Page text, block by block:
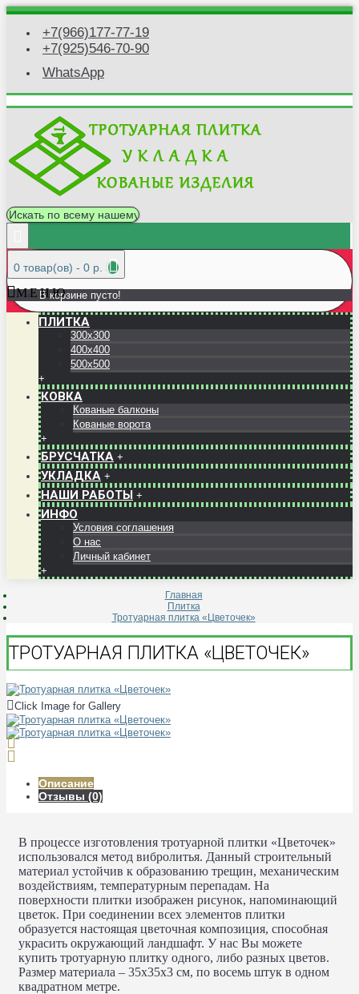
+7(966)177-77-19
+7(925)546-70-90
WhatsApp
0 товар(ов) - 0 р.
В корзине пусто!
М Е Н Ю
ПЛИТКА
300x300
400x400
500x500
+
КОВКА
Кованые балконы
Кованые ворота
+
БРУСЧАТКА +
УКЛАДКА +
НАШИ РАБОТЫ +
ИНФО
Условия соглашения
О нас
Личный кабинет
+
Главная
Плитка
Тротуарная плитка «Цветочек»
ТРОТУАРНАЯ ПЛИТКА «ЦВЕТОЧЕК»
Click Image for Gallery
Описание
Отзывы (0)
В процессе изготовления тротуарной плитки «Цветочек»
использовался метод вибролитья. Данный строительный
материал устойчив к образованию трещин, механическим
воздействиям, температурным перепадам. На
поверхности плитки изображен рисунок, напоминающий
цветок. При соединении всех элементов плитки
образуется настоящая цветочная композиция, способная
украсить окружающий ландшафт. У нас Вы можете
купить тротуарную плитку одного, либо разных цветов.
Размер материала – 35х35х3 см, по восемь штук в одном
квадратном метре.